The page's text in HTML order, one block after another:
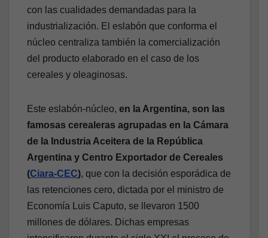
con las cualidades demandadas para la
industrialización. El eslabón que conforma el
núcleo centraliza también la comercialización
del producto elaborado en el caso de los
cereales y oleaginosas.
Este eslabón-núcleo, en la Argentina, son las
famosas cerealeras agrupadas en la Cámara
de la Industria Aceitera de la República
Argentina y Centro Exportador de Cereales
(Ciara-CEC), que con la decisión esporádica de
las retenciones cero, dictada por el ministro de
Economía Luis Caputo, se llevaron 1500
millones de dólares. Dichas empresas